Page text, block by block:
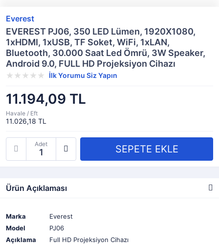
Everest
EVEREST PJ06, 350 LED Lümen, 1920X1080,
1xHDMI, 1xUSB, TF Soket, WiFi, 1xLAN,
Bluetooth, 30.000 Saat Led Ömrü, 3W Speaker,
Android 9.0, FULL HD Projeksiyon Cihazı
İlk Yorumu Siz Yapın
11.194,09 TL
Havale / Eft
11.026,18 TL
Adet
Ürün Açıklaması
Marka
Everest
Model
PJ06
Açıklama
Full HD Projeksiyon Cihazı